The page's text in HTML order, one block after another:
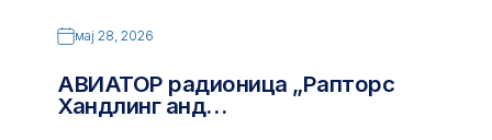
мај 28, 2026
АВИАТОР радионица „Рапторс
Хандлинг анд…